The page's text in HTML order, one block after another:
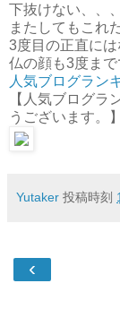
下抜けない、、
またしてもこれ
3度目の正直には
仏の顔も3度まで
人気ブログラン
【人気ブログラ
うございます。】
Yutaker 投稿時刻
‹